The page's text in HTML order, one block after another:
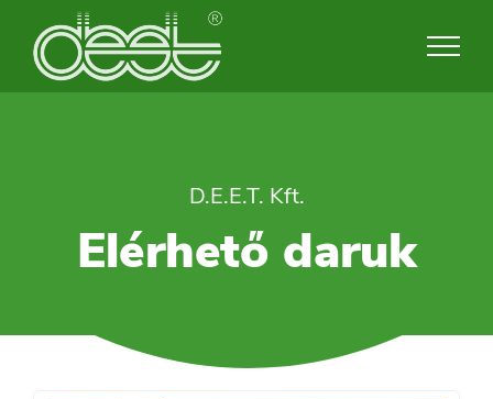
content
D.E.E.T. Kft.
Elérhető daruk